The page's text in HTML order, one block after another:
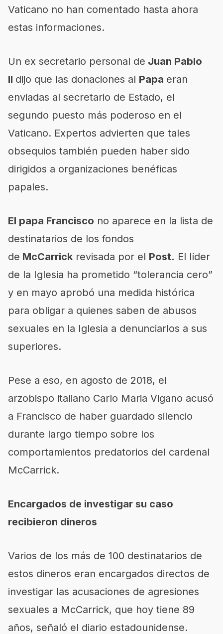
Vaticano no han comentado hasta ahora
estas informaciones.
Un ex secretario personal de Juan Pablo
II dijo que las donaciones al Papa eran
enviadas al secretario de Estado, el
segundo puesto más poderoso en el
Vaticano. Expertos advierten que tales
obsequios también pueden haber sido
dirigidos a organizaciones benéficas
papales.
El papa Francisco no aparece en la lista de
destinatarios de los fondos
de McCarrick revisada por el Post. El líder
de la Iglesia ha prometido “tolerancia cero”
y en mayo aprobó una medida histórica
para obligar a quienes saben de abusos
sexuales en la Iglesia a denunciarlos a sus
superiores.
Pese a eso, en agosto de 2018, el
arzobispo italiano Carlo Maria Vigano acusó
a Francisco de haber guardado silencio
durante largo tiempo sobre los
comportamientos predatorios del cardenal
McCarrick.
Encargados de investigar su caso
recibieron dineros
Varios de los más de 100 destinatarios de
estos dineros eran encargados directos de
investigar las acusaciones de agresiones
sexuales a McCarrick, que hoy tiene 89
años, señaló el diario estadounidense.